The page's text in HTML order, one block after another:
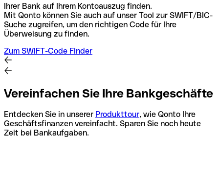
Ihrer Bank auf Ihrem Kontoauszug finden.
Mit Qonto können Sie auch auf unser Tool zur SWIFT/BIC-
Suche zugreifen, um den richtigen Code für Ihre
Überweisung zu finden.
Zum SWIFT-Code Finder
Vereinfachen Sie Ihre Bankgeschäfte
Entdecken Sie in unserer Produkttour, wie Qonto Ihre
Geschäftsfinanzen vereinfacht. Sparen Sie noch heute
Zeit bei Bankaufgaben.